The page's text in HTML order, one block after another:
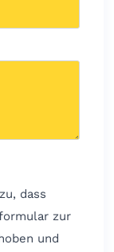
dass
zur
und